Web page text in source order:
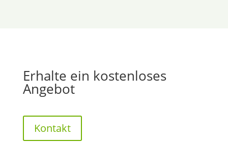
Erhalte ein kostenloses
Angebot
Kontakt